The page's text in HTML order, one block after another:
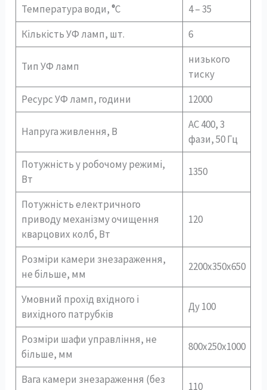
Температура води,°С
4 – 35
Кількість УФ ламп, шт.
6
Тип УФ ламп
низького
тиску
Ресурс УФ ламп, години
12000
Напруга живлення, В
АС 400, 3
фази, 50 Гц
Потужність у робочому режимі,
Вт
1350
Потужність електричного
приводу механізму очищення
кварцових колб, Вт
120
Розміри камери знезараження,
не більше, мм
2200х350х650
Умовний прохід вхідного і
вихідного патрубків
Ду 100
Розміри шафи управління, не
більше, мм
800х250х1000
Вага камери знезараження (без
110